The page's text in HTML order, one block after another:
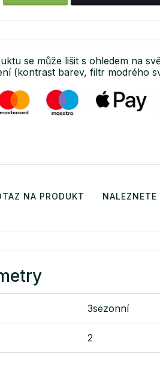
se může lišit s ohledem na
(kontrast barev, filtr modrého
NA PRODUKT
NALEZNETE
3sezonní
2